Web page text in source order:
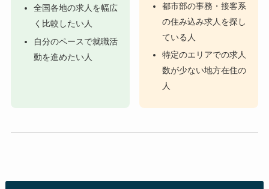
全国各地の求人を幅広
く比較したい人
自分のペースで就職活
動を進めたい人
都市部の事務・接客系
の住み込み求人を探し
ている人
特定のエリアでの求人
数が少ない地方在住の
人